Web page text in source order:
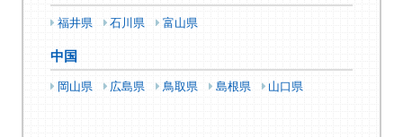
福井県 石川県 富山県
中国
岡山県 広島県 鳥取県 島根県 山口県